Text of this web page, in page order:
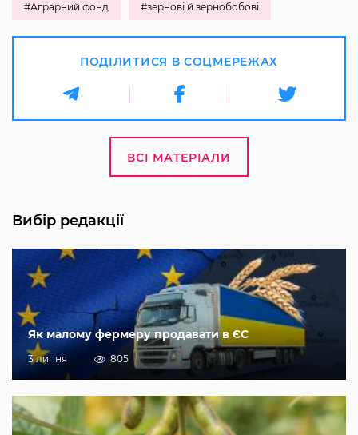
#Аграрний фонд #зернові й зернобобові
ПОДІЛИТИСЯ В СОЦМЕРЕЖАХ
ВСІ МАТЕРІАЛИ
Вибір редакції
Як малому фермеру продавати в ЄС
3 липня 805